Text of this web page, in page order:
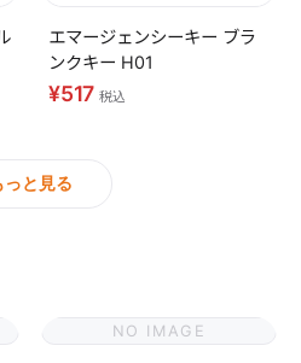
エマージェンシーキー ブラ
ンクキー H01
¥517税込
っと見る
NO IMAGE